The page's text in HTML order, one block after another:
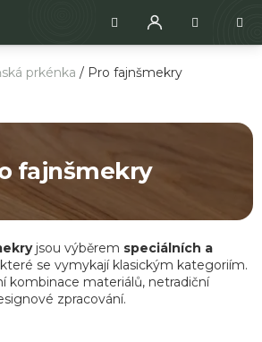
KOŠÍK
prkénka / Pro fajnšmekry
fajnšmekry
jsou výběrem speciálních a
se vymykají klasickým kategoriím.
kombinace materiálů, netradiční
zpracování.